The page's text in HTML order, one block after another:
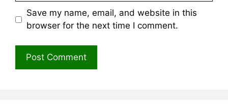
Save my name, email, and website in this
browser for the next time I comment.